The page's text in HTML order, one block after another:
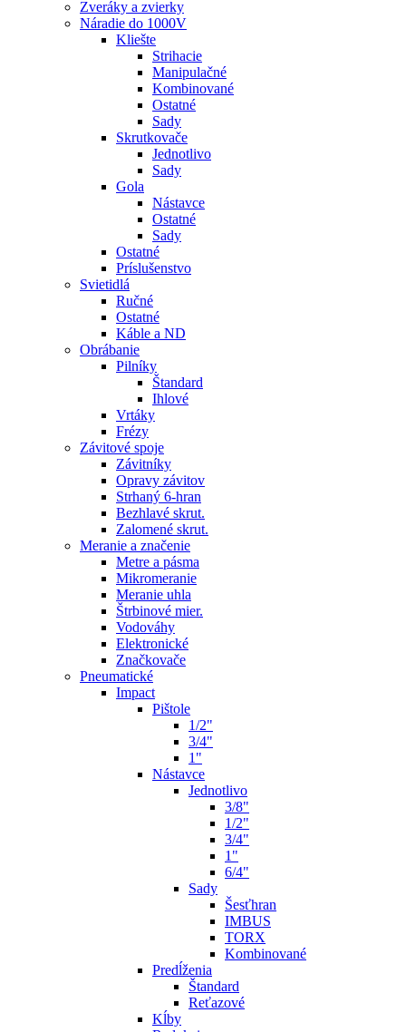
Zveráky a zvierky
Náradie do 1000V
Kliešte
Strihacie
Manipulačné
Kombinované
Ostatné
Sady
Skrutkovače
Jednotlivo
Sady
Gola
Nástavce
Ostatné
Sady
Ostatné
Príslušenstvo
Svietidlá
Ručné
Ostatné
Káble a ND
Obrábanie
Pilníky
Štandard
Ihlové
Vrtáky
Frézy
Závitové spoje
Závitníky
Opravy závitov
Strhaný 6-hran
Bezhlavé skrut.
Zalomené skrut.
Meranie a značenie
Metre a pásma
Mikromeranie
Meranie uhla
Štrbinové mier.
Vodováhy
Elektronické
Značkovače
Pneumatické
Impact
Pištole
1/2"
3/4"
1"
Nástavce
Jednotlivo
3/8"
1/2"
3/4"
1"
6/4"
Sady
Šesťhran
IMBUS
TORX
Kombinované
Predĺženia
Štandard
Reťazové
Kĺby